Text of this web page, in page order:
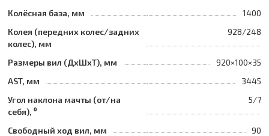
Колёсная база, мм
1400
Колея (передних колес/задних
колес), мм
928/248
Размеры вил (ДхШхТ), мм
920×100×35
AST, мм
3445
Угол наклона мачты (от/на
себя), ⁰
5/7
Свободный ход вил, мм
90